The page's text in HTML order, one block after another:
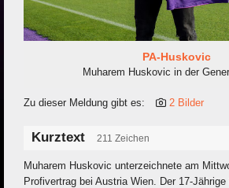
PA-Huskovic
Muharem Huskovic in der
Zu dieser Meldung gibt es: 2 Bilder
Kurztext 211 Zeichen
Muharem Huskovic unterzeichnete am
Profivertrag bei Austria Wien. Der 17-